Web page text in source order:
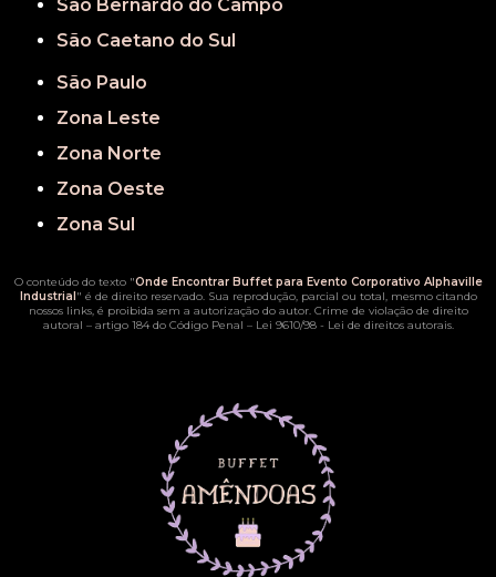
São Bernardo do Campo
São Caetano do Sul
São Paulo
Zona Leste
Zona Norte
Zona Oeste
Zona Sul
O conteúdo do texto "Onde Encontrar Buffet para Evento Corporativo Alphaville
Industrial " é de direito reservado. Sua reprodução, parcial ou total, mesmo citando
nossos links, é proibida sem a autorização do autor. Crime de violação de direito
autoral – artigo 184 do Código Penal – Lei 9610/98 - Lei de direitos autorais.